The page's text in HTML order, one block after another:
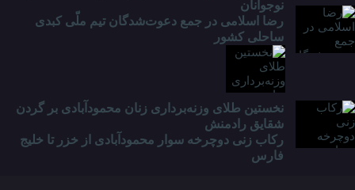
نوجوانان
رضا اسلامی در جمع دعوت‌شدگان تیم ملّی کبدی
ساحلی کشور
نخستین طلای وزنه‌برداری زنان محمودآبادی بر گردن
شقایق رادمنش
رکاب زنی دوچرخه سوار محمودآبادی از خزر تا خلیج
فارس